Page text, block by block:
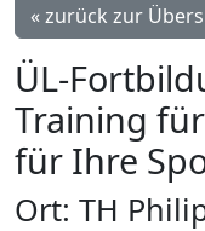
« zurück zur
ÜL-
Training
für Ihre
Ort: TH